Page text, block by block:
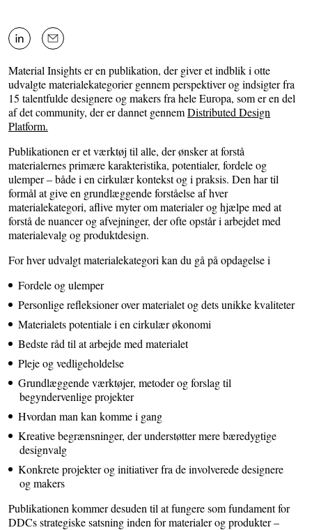
Material Insights er en publikation, der giver et indblik i otte
udvalgte materialekategorier gennem perspektiver og indsigter fra
15 talentfulde designere og makers fra hele Europa, som er en del
af det community, der er dannet gennemDistributed Design
Platform.
Publikationen er et værktøj til alle, der ønsker at forstå
materialernes primære karakteristika, potentialer, fordele og
ulemper – både i en cirkulær kontekst og i praksis. Den har til
formål at give en grundlæggende forståelse af hver
materialekategori, aflive myter om materialer og hjælpe med at
forstå de nuancer og afvejninger, der ofte opstår i arbejdet med
materialevalg og produktdesign.
For hver udvalgt materialekategori kan du gå på opdagelse i
Fordele og ulemper
Personlige refleksioner over materialet og dets unikke kvaliteter
Materialets potentiale i en cirkulær økonomi
Bedste råd til at arbejde med materialet
Pleje og vedligeholdelse
Grundlæggende værktøjer, metoder og forslag til
begyndervenlige projekter
Hvordan man kan komme i gang
Kreative begrænsninger, der understøtter mere bæredygtige
designvalg
Konkrete projekter og initiativer fra de involverede designere
og makers
Publikationen kommer desuden til at fungere som fundament for
DDCs strategiske satsning inden for materialer og produkter –